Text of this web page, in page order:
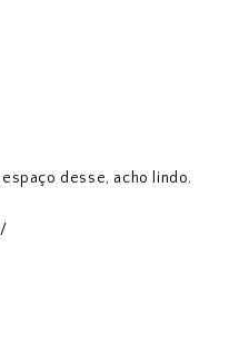
desse, acho lindo.